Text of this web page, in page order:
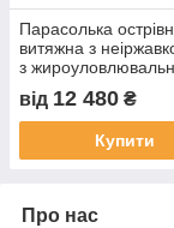
Парасолька
витяжна з
з
фільтрами
від 12 480 ₴
Купити
Про нас